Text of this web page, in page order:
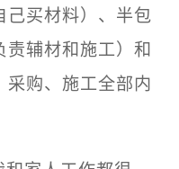
己买材料）、半包
责辅材和施工）和
采购、施工全部内